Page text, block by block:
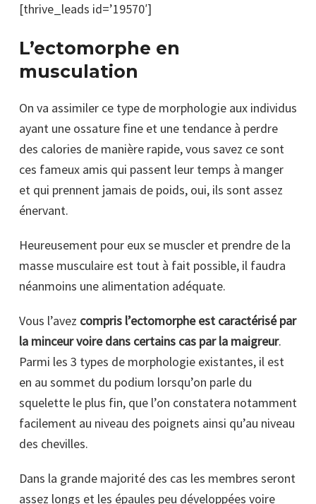
[thrive_leads id=’19570′]
L’ectomorphe en
musculation
On va assimiler ce type de morphologie aux individus
ayant une ossature fine et une tendance à perdre
des calories de manière rapide, vous savez ce sont
ces fameux amis qui passent leur temps à manger
et qui prennent jamais de poids, oui, ils sont assez
énervant.
Heureusement pour eux se muscler et prendre de la
masse musculaire est tout à fait possible, il faudra
néanmoins une alimentation adéquate.
Vous l’avez compris l’ectomorphe est caractérisé par
la minceur voire dans certains cas par la maigreur.
Parmi les 3 types de morphologie existantes, il est
en au sommet du podium lorsqu’on parle du
squelette le plus fin, que l’on constatera notamment
facilement au niveau des poignets ainsi qu’au niveau
des chevilles.
Dans la grande majorité des cas les membres seront
assez longs et les épaules peu développées voire